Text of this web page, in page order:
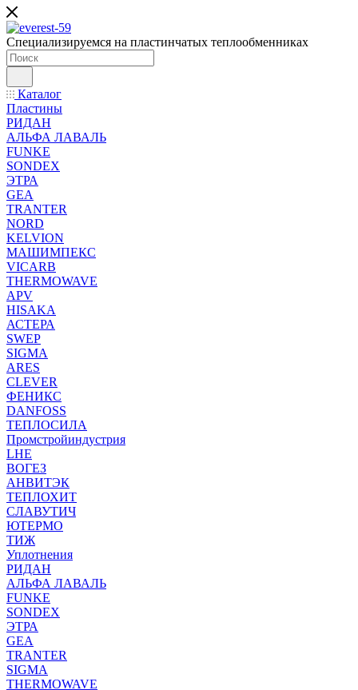
Специализируемся на пластинчатых теплообменниках
Каталог
Пластины
РИДАН
АЛЬФА ЛАВАЛЬ
FUNKE
SONDEX
ЭТРА
GEA
TRANTER
NORD
KELVION
МАШИМПЕКС
VICARB
THERMOWAVE
APV
HISAKA
АСТЕРА
SWEP
SIGMA
ARES
CLEVER
ФЕНИКС
DANFOSS
ТЕПЛОСИЛА
Промстройиндустрия
LHE
ВОГЕЗ
АНВИТЭК
ТЕПЛОХИТ
СЛАВУТИЧ
ЮТЕРМО
ТИЖ
Уплотнения
РИДАН
АЛЬФА ЛАВАЛЬ
FUNKE
SONDEX
ЭТРА
GEA
TRANTER
SIGMA
THERMOWAVE